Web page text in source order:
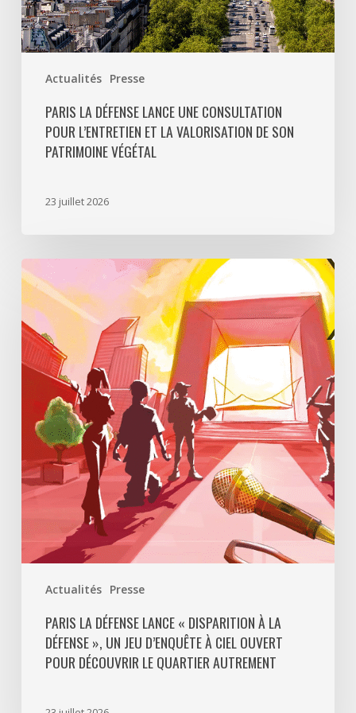
Actualités Presse
son
patrimoine
végétal
PARIS LA DÉFENSE LANCE UNE CONSULTATION
POUR L’ENTRETIEN ET LA VALORISATION DE SON
PATRIMOINE VÉGÉTAL
23 juillet 2026
Actualités Presse
Paris
La
Défense
lance
«
Disparition
Défense
un
jeu
d’enquête
à
ciel
découvrir
quartier
PARIS LA DÉFENSE LANCE « DISPARITION À LA
DÉFENSE », UN JEU D’ENQUÊTE À CIEL OUVERT
POUR DÉCOUVRIR LE QUARTIER AUTREMENT